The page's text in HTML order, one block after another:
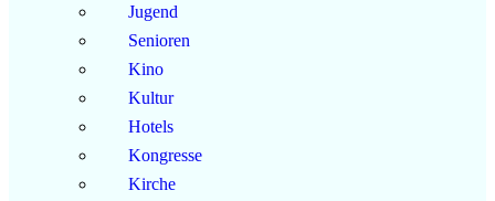
Jugend
Senioren
Kino
Kultur
Hotels
Kongresse
Kirche